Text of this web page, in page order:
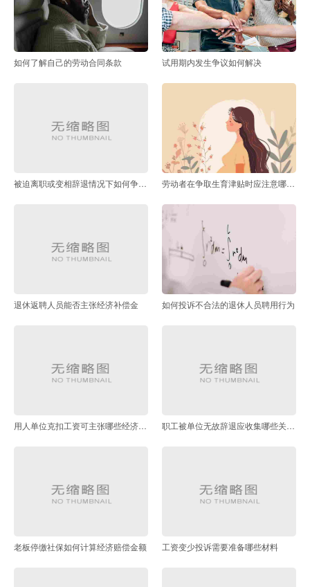
如何了解自己的劳动合同条款 试用期内发生争议如何解决
被迫离职或变相辞退情况下如何争取赔偿金 劳动者在争取生育津贴时应注意哪些事项
退休返聘人员能否主张经济补偿金 如何投诉不合法的退休人员聘用行为
用人单位克扣工资可主张哪些经济补偿 职工被单位无故辞退应收集哪些关键证据
老板停缴社保如何计算经济赔偿金额 工资变少投诉需要准备哪些材料